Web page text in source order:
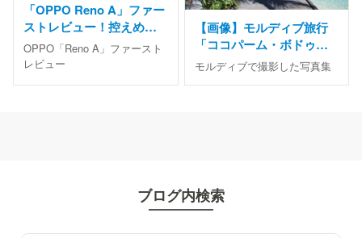
「OPPO Reno A」ファー
ストレビュー！控えめに
言って最高の端末だった
OPPO「Reno A」ファースト
レビュー
【画像】モルディブ旅行
「ココパーム・ボドゥヒ
ティ」で撮影したお気に
モルディブで撮影した写真集
ブログ内検索